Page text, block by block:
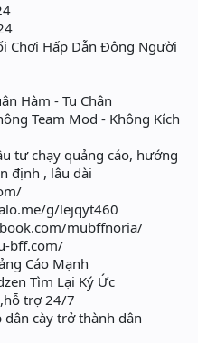
Chơi Hấp Dẫn Đông Người
Hàm - Tu Chân
Team Mod - Không Kích
tư chạy quảng cáo, hướng
định , lâu dài
g/lejqyt460
mubffnoria/
bff.com/
Cáo Mạnh
Tìm Lại Ký Ức
trợ 24/7
cày trở thành dân